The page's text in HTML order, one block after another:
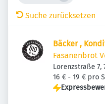
Suche zurücksetzen
Bäcker ,
Fasanenbrot
Lorenzstraße 7,
Deutschland
16 € - 19 € pro